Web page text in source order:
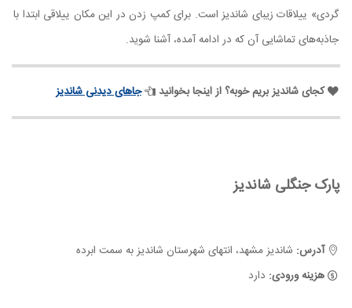
گردی» ییلاقات زیبای شاندیز است. برای کمپ زدن در این مکان ییلاقی ابتدا با
جاذبه‌های تماشایی آن که در ادامه آمده، آشنا شوید.
کجای شاندیز بریم خوبه؟ از اینجا بخوانید جاهای دیدنی شاندیز
پارک جنگلی شاندیز
آدرس: شاندیز مشهد، انتهای شهرستان شاندیز به سمت ابرده
هزینه ورودی: دارد